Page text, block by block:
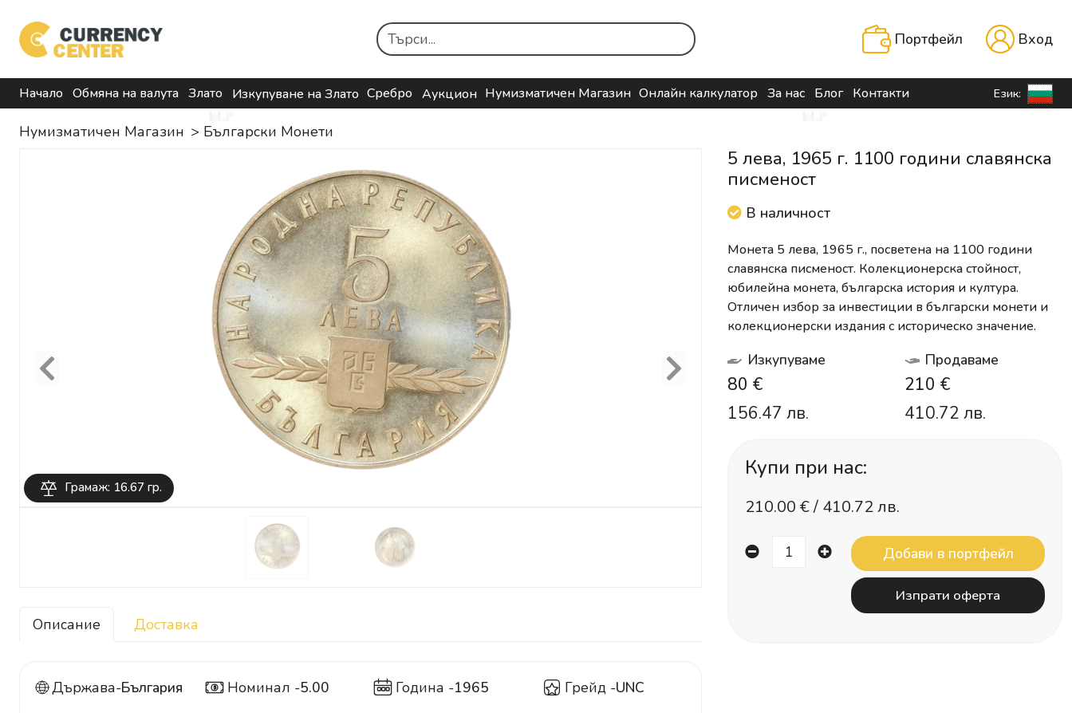
Портфейл Вход
Начало Обмяна на валута Злато Изкупуване на Злато Сребро Аукцион Нумизматичен Магазин Онлайн калкулатор За нас Блог Контакти Език:
Нумизматичен Магазин > Български Монети
Грамаж: 16.67 гр.
Previous Next
5 лева, 1965 г. 1100 години славянска
писменост
В наличност
Монета 5 лева, 1965 г., посветена на 1100 години
славянска писменост. Колекционерска стойност,
юбилейна монета, българска история и култура.
Отличен избор за инвестиции в български монети и
колекционерски издания с историческо значение.
Изкупуваме
80 €
156.47 лв.
Продаваме
210 €
410.72 лв.
Купи при нас:
210.00 € / 410.72 лв.
Изпрати оферта
Описание Доставка
Държава-България 5 Номинал -5.00 Година -1965 Грейд -UNC